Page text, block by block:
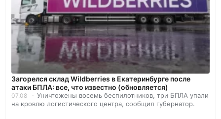
Загорелся склад Wildberries в Екатеринбурге после
атаки БПЛА: все, что известно (обновляется)
07.08
Уничтожены восемь беспилотников, три БПЛА упали
на кровлю логистического центра, сообщил губернатор.